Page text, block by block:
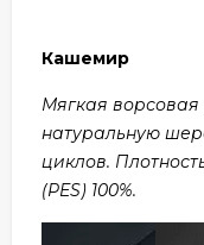
Кашемир
Мягкая
натуральную
циклов.
(PES) 100%.